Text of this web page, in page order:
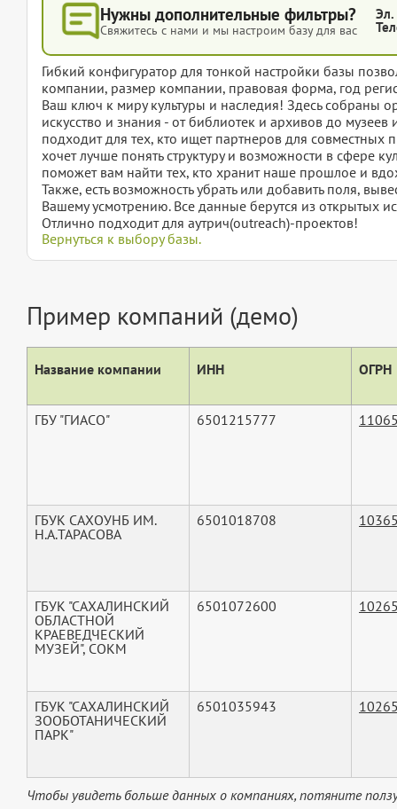
Нужны дополнительные фильтры?
Свяжитесь с нами и мы настроим базу для вас
Эл.
Гибкий конфигуратор для тонкой настройки базы
компании, размер компании, правовая форма, год
Ваш ключ к миру культуры и наследия! Здесь собраны
искусство и знания - от библиотек и архивов до
подходит для тех, кто ищет партнеров для совместных
хочет лучше понять структуру и возможности в сфере
поможет вам найти тех, кто хранит наше прошлое и
Также, есть возможность убрать или добавить поля,
Вашему усмотрению. Все данные берутся из открытых
Отлично подходит для аутрич(outreach)-проектов!
Вернуться к выбору базы.
Пример компаний (демо)
Название компании ИНН ОГРН
ГБУ "ГИАСО" 6501215777
ГБУК САХОУНБ ИМ.
Н.А.ТАРАСОВА
6501018708
ГБУК "САХАЛИНСКИЙ
ОБЛАСТНОЙ
КРАЕВЕДЧЕСКИЙ
МУЗЕЙ", СОКМ
6501072600
ГБУК "САХАЛИНСКИЙ
ЗООБОТАНИЧЕСКИЙ
ПАРК"
6501035943
Чтобы увидеть больше данных о компаниях, потяните